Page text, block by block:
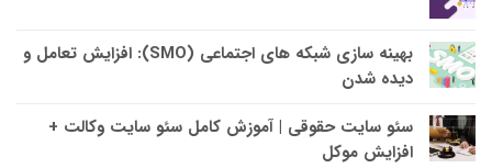
بهینه سازی شبکه های اجتماعی (SMO): افزایش تعامل و
دیده شدن
سئو سایت حقوقی | آموزش کامل سئو سایت وکالت +
افزایش موکل